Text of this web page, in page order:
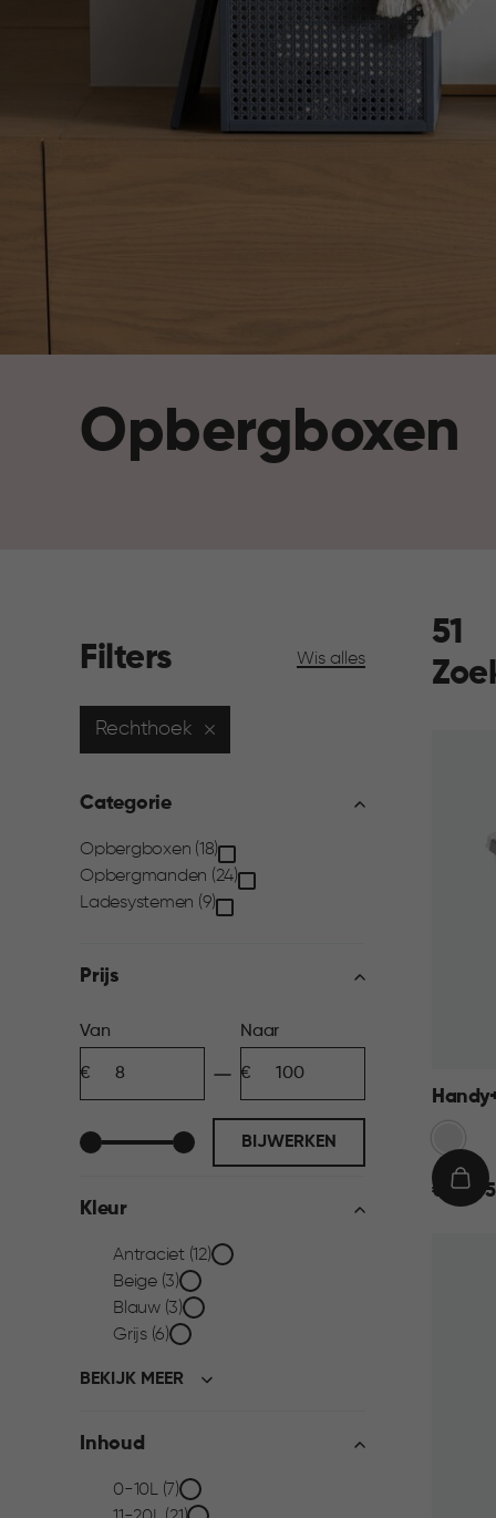
Opbergboxen
Filters Wis alles
Rechthoek
Categorie
Categorie
filter
Opbergboxen (18)
Opbergmanden (24)
Ladesystemen (9)
Prijs
Prijs
filter
Van
Naar
BIJWERKEN
Kleur
Kleur
filter
Antraciet (12)
Beige (3)
Blauw (3)
Grijs (6)
BEKIJK MEER
Inhoud
Inhoud
0-10L (7)
51
€€ 22,95
IN